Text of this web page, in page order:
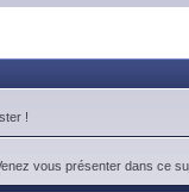
!
vous présenter dans ce